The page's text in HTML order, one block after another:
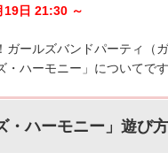
19日 21:30 ～
ガールズバンドパーティ（
ハーモニー」 についてです
・ハーモニー」遊び方